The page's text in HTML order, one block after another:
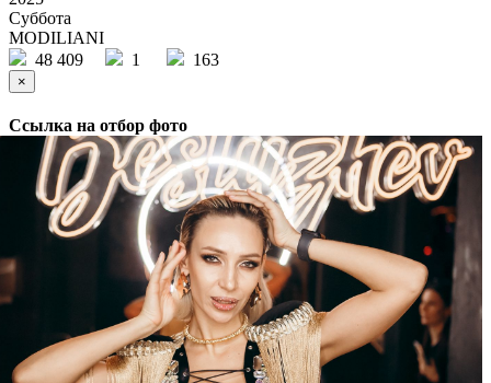
Суббота
MODILIANI
48 409
1 163
×
Ссылка на отбор фото